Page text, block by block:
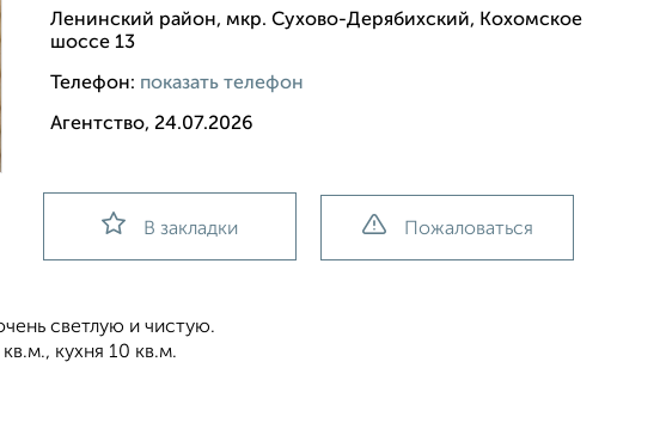
Ленинский район, мкр. Сухово-Дерябихский, Кохомское
шоссе 13
Телефон: показать телефон
Агентство, 24.07.2026
В закладки Пожаловаться
светлую и чистую.
кухня 10 кв.м.